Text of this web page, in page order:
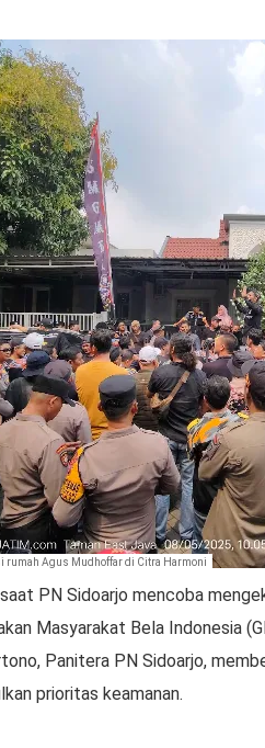
rumah Agus Mudhoffar di Citra Harmoni
PN Sidoarjo mencoba
Masyarakat Bela Indonesia
Panitera PN Sidoarjo,
prioritas keamanan.